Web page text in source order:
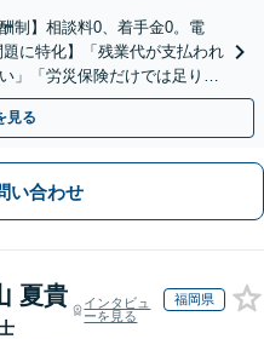
制】相談料0、着手金0。電
に特化】「残業代が支払われ
」「労災保険だけでは足りな
はお任せを。
見る
い合わせ
夏貴
インタビュ
ーを見る
福岡県